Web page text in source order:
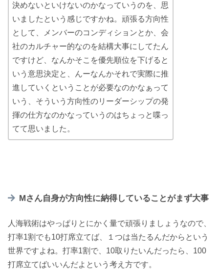
決めないといけないのかなっていうのを、思
いましたという感じですかね。頑張る方向性
として、メンバーのコンディションとか、会
社のカルチャー的なのを結構大事にしてたん
ですけど、なんかそこを優先順位を下げると
いう意思決定と、んーなんかそれで実際に推
進していくということが必要なのかなぁって
いう、そういう方向性のリーダーシップの発
揮の仕方なのかなっていうのはちょっと喋っ
てて思いました。
Mさん自身が方向性に納得していることがまず大事
人海戦術はやっぱりとにかく量で頑張りましょうなので、
打率1割でも10打席立てば、１つは当たるんだからという
世界ですよね。打率1割で、10取りたいんだったら、100
打席立てばいいんだよという考え方です。